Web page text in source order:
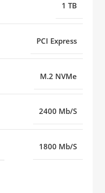
1 TB
PCI Express
M.2 NVMe
2400 Mb/S
1800 Mb/S